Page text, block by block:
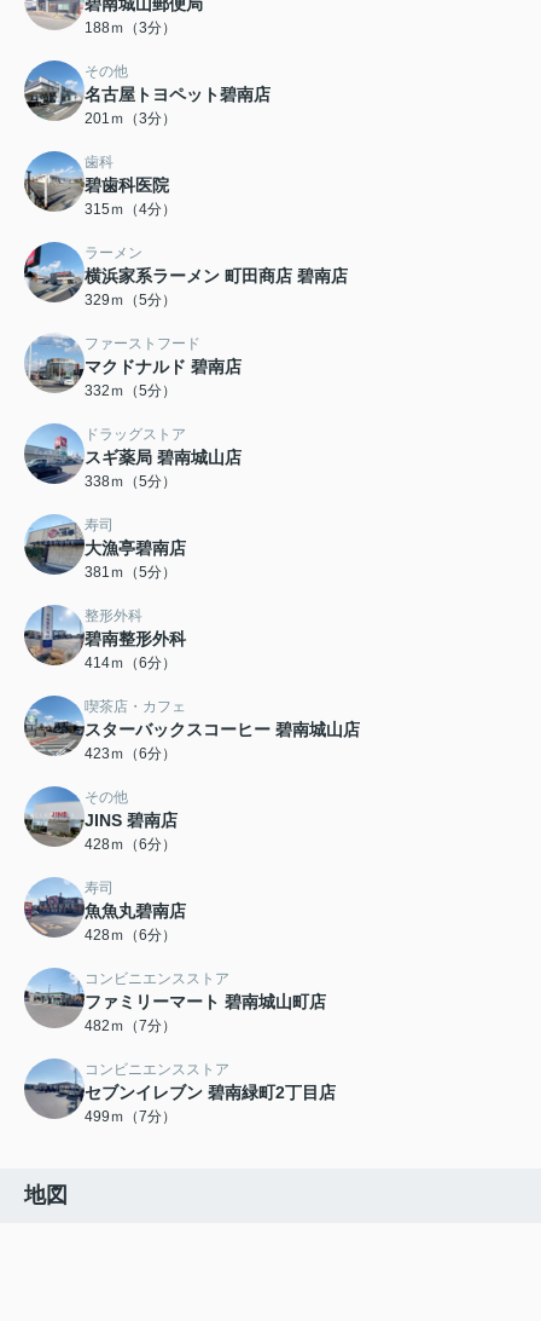
碧南城山郵便局
188ｍ（3分）
その他
名古屋トヨペット碧南店
201ｍ（3分）
歯科
碧歯科医院
315ｍ（4分）
ラーメン
横浜家系ラーメン 町田商店 碧南店
329ｍ（5分）
ファーストフード
マクドナルド 碧南店
332ｍ（5分）
ドラッグストア
スギ薬局 碧南城山店
338ｍ（5分）
寿司
大漁亭碧南店
381ｍ（5分）
整形外科
碧南整形外科
414ｍ（6分）
喫茶店・カフェ
スターバックスコーヒー 碧南城山店
423ｍ（6分）
その他
JINS 碧南店
428ｍ（6分）
寿司
魚魚丸碧南店
428ｍ（6分）
コンビニエンスストア
ファミリーマート 碧南城山町店
482ｍ（7分）
コンビニエンスストア
セブンイレブン 碧南緑町2丁目店
499ｍ（7分）
地図